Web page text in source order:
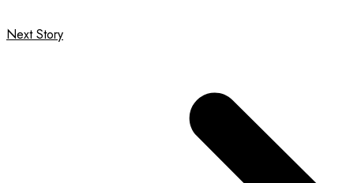
Next Story